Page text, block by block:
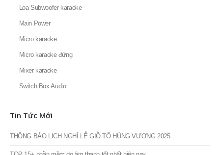
Main Power
Micro karaoke
Micro karaoke đứng
Mixer karaoke
Switch Box Audio
TOP 15+ phần mềm do âm thanh tốt nhất hiện nay